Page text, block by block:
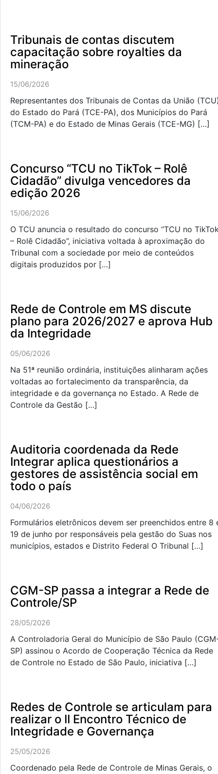
Tribunais de contas discutem
capacitação sobre royalties da
mineração
15/06/2026
Representantes dos Tribunais de Contas da União
do Estado do Pará (TCE-PA), dos Municípios do Pará
(TCM-PA) e do Estado de Minas Gerais (TCE-MG) […]
Concurso “TCU no TikTok – Rolê
Cidadão” divulga vencedores da
edição 2026
15/06/2026
O TCU anuncia o resultado do concurso “TCU no
– Rolê Cidadão”, iniciativa voltada à aproximação do
Tribunal com a sociedade por meio de conteúdos
digitais produzidos por […]
Rede de Controle em MS discute
plano para 2026/2027 e aprova Hub
da Integridade
05/06/2026
Na 51ª reunião ordinária, instituições alinharam ações
voltadas ao fortalecimento da transparência, da
integridade e da governança no Estado. A Rede de
Controle da Gestão […]
Auditoria coordenada da Rede
Integrar aplica questionários a
gestores de assistência social em
todo o país
04/06/2026
Formulários eletrônicos devem ser preenchidos entre 8
19 de junho por responsáveis pela gestão do Suas nos
municípios, estados e Distrito Federal O Tribunal […]
CGM-SP passa a integrar a Rede de
Controle/SP
28/05/2026
A Controladoria Geral do Município de São Paulo
SP) assinou o Acordo de Cooperação Técnica da Rede
de Controle no Estado de São Paulo, iniciativa […]
Redes de Controle se articulam para
realizar o II Encontro Técnico de
Integridade e Governança
25/05/2026
Coordenado pela Rede de Controle de Minas Gerais, o